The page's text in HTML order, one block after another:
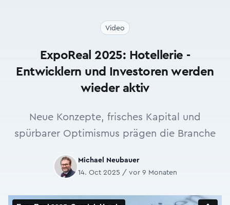
Video
ExpoReal 2025: Hotellerie -
Entwicklern und Investoren werden
wieder aktiv
Neue Konzepte, frisches Kapital und
spürbarer Optimismus prägen die Branche
Michael Neubauer
14. Oct 2025 / vor 9 Monaten